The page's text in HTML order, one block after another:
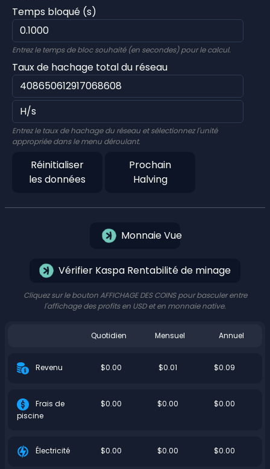
Temps bloqué (s)
Entrez le temps de bloc souhaité (en secondes) pour le calcul.
Taux de hachage total du réseau
Entrez le taux de hachage du réseau et sélectionnez l'unité
appropriée dans le menu déroulant.
Réinitialiser
les données
Prochain
Halving
Monnaie Vue
Vérifier Kaspa Rentabilité de minage
Cliquez sur le bouton AFFICHAGE DES COINS pour basculer entre
l'affichage des profits en USD et en monnaie native.
Quotidien Mensuel Annuel
Revenu $0.00 $0.01 $0.09
Frais de
piscine
$0.00 $0.00 $0.00
Électricité $0.00 $0.00 $0.00